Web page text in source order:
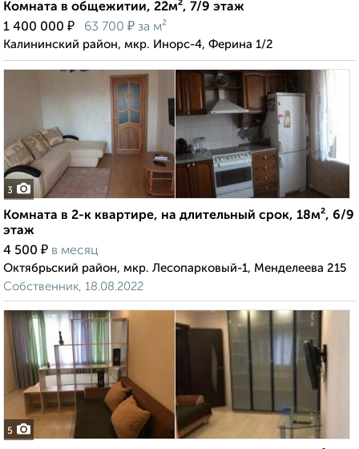
Комната в общежитии, 22м², 7/9 этаж
1 400 000 ₽ 63 700 ₽ за м²
Калининский район, мкр. Инорс-4, Ферина 1/2
3
Комната в 2-к квартире, на длительный срок, 18м², 6/9
этаж
4 500 ₽ в месяц
Октябрьский район, мкр. Лесопарковый-1, Менделеева 215
Собственник, 18.08.2022
5